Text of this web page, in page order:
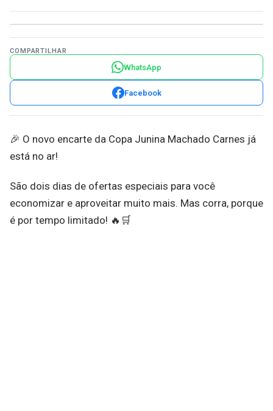
COMPARTILHAR
WhatsApp
Facebook
🎉 O novo encarte da Copa Junina Machado Carnes já
está no ar!
São dois dias de ofertas especiais para você
economizar e aproveitar muito mais. Mas corra, porque
é por tempo limitado! 🔥🛒